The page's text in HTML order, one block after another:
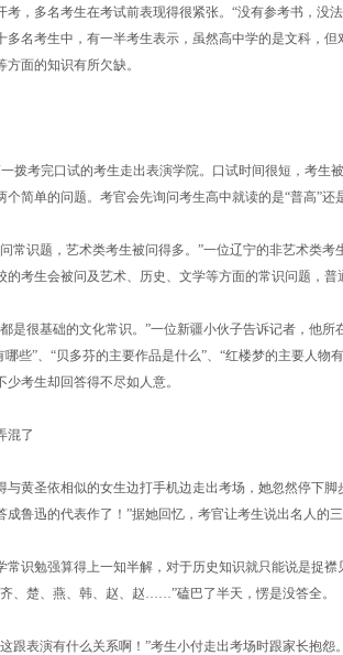
考，多名考生在考试前表现得很紧张。“没有参考书，没
多名考生中，有一半考生表示，虽然高中学的是文科，
面的知识有所欠缺。
拨考完口试的考生走出表演学院。口试时间很短，考生
简单的问题。考官会先询问考生高中就读的是“普高”还是
常识题，艺术类考生被问得多。”一位辽宁的非艺术类
的考生会被问及艺术、历史、文学等方面的常识问题，普
是很基础的文化常识。”一位新疆小伙子告诉记者，他
哪些”、“贝多芬的主要作品是什么”、“红楼梦的主要人物
考生却回答得不尽如人意。
混了
与黄圣依相似的女生边打手机边走出考场，她忽然停下
成鲁迅的代表作了！”据她回忆，考官让考生说出名人的
常识勉强算得上一知半解，对于历史知识就只能说是捉
、楚、燕、韩、赵、赵……”磕巴了半天，愣是没答全。
跟表演有什么关系啊！”考生小付走出考场时跟家长抱怨